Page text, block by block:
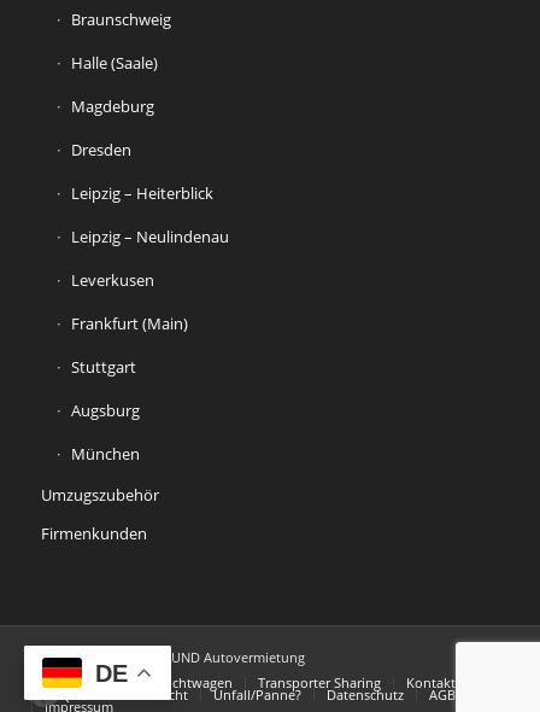
Braunschweig
Halle (Saale)
Magdeburg
Dresden
Leipzig – Heiterblick
Leipzig – Neulindenau
Leverkusen
Frankfurt (Main)
Stuttgart
Augsburg
München
Umzugszubehör
Firmenkunden
© Copyright - ALLROUND Autovermietung
Startseite
Gebrauchtwagen Transporter Sharing Kontakt
FAQ Widerrufsrecht Unfall/Panne? Datenschutz AGB
Impressum
DE